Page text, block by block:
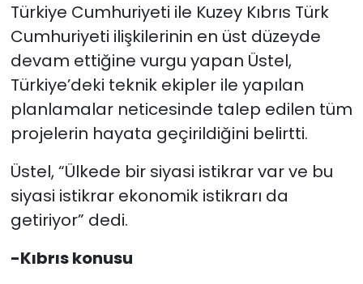
Türkiye Cumhuriyeti ile Kuzey Kıbrıs Türk
Cumhuriyeti ilişkilerinin en üst düzeyde
devam ettiğine vurgu yapan Üstel,
Türkiye’deki teknik ekipler ile yapılan
planlamalar neticesinde talep edilen tüm
projelerin hayata geçirildiğini belirtti.
Üstel, “Ülkede bir siyasi istikrar var ve bu
siyasi istikrar ekonomik istikrarı da
getiriyor” dedi.
-Kıbrıs konusu